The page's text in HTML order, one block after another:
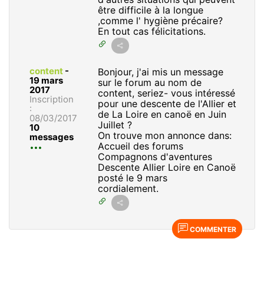
être difficile à la longue
,comme l' hygiène précaire?
En tout cas félicitations.
content -
19 mars
2017
Inscription
:
08/03/2017
10
messages
Bonjour, j'ai mis un message
sur le forum au nom de
content, seriez- vous intéressé
pour une descente de l'Allier et
de La Loire en canoë en Juin
Juillet ?
On trouve mon annonce dans:
Accueil des forums
Compagnons d'aventures
Descente Allier Loire en Canoë
posté le 9 mars
cordialement.
COMMENTER